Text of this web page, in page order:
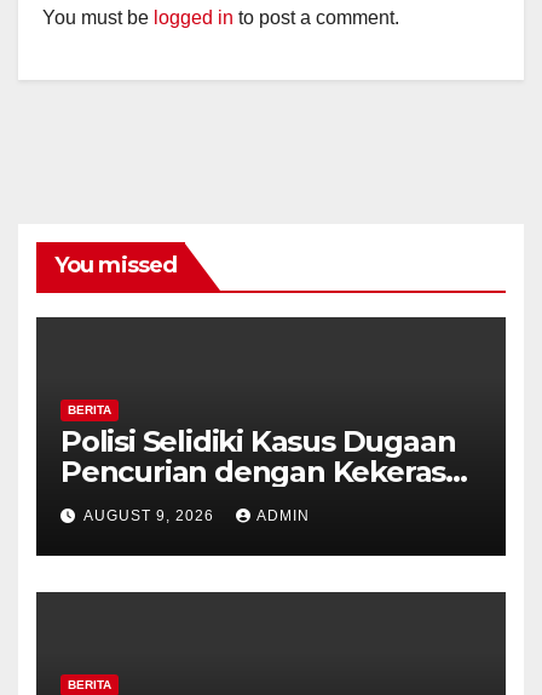
You must be logged in to post a comment.
You missed
BERITA
Polisi Selidiki Kasus Dugaan
Pencurian dengan Kekerasan
di Counter HP Royal Phone
Ambarawa.
AUGUST 9, 2026 ADMIN
BERITA